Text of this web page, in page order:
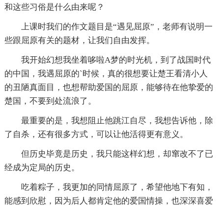
和这些习俗是什么由来呢？
上课时我们的作文题目是“遇见屈原”，老师有说明一
些跟屈原有关的题材，让我们自由发挥。
我开始幻想我坐着哆啦A梦的时光机，到了战国时代
的中国，我遇屈原的`时候，真的很想要让楚王看清小人
的丑陋真面目，也想帮助爱国的屈原，能够待在他挚爱的
楚国，不要到处流浪了。
最重要的是，我想阻止他跳江自尽，我想告诉他，除
了自杀，还有很多方式，可以让他活得更有意义。
但历史毕竟是历史，我只能这样幻想，却窜改不了已
经成为定局的历史。
吃着粽子，我更加的同情屈原了，希望他地下有知，
能感到欣慰，因为后人都肯定他的爱国情操，也深深喜爱